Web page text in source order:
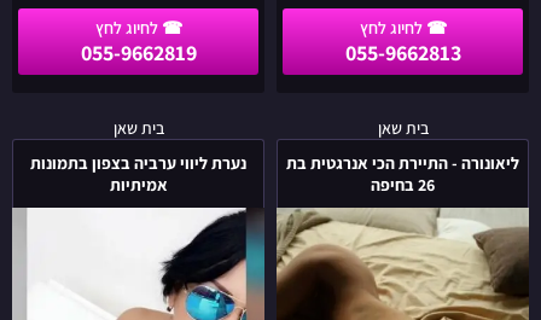
055-9662813
055-9662819
בית שאן
ליאונורה - התיירת הכי אנרגטית בת
26 בחיפה
ליאונורה
-
התיירת
הכי
אנרגטית
בת
26
בית שאן
נערת ליווי ערביה בצפון בתמונות
אמיתיות
נערת
ליווי
ערביה
בצפון